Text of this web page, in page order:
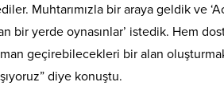
Muhtarımızla bir araya geldik ve
bir yerde oynasınlar’ istedik. Hem
geçirebilecekleri bir alan
diye konuştu.